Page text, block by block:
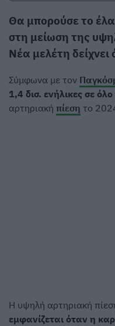
Θα μπορούσε το
στη μείωση της
Νέα μελέτη δείχνει
Σύμφωνα με τον
1,4 δισ. ενήλικες σε
αρτηριακή πίεση το
Η υψηλή αρτηριακή
εμφανίζεται όταν η